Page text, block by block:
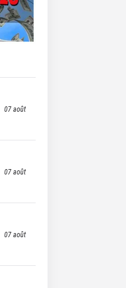
07 août
07 août
07 août